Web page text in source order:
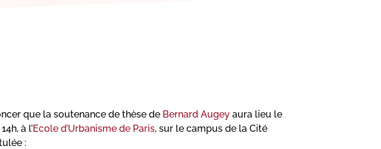
que la soutenance de thèse de Bernard Augey aura lieu le
à l’Ecole d’Urbanisme de Paris, sur le campus de la Cité
: